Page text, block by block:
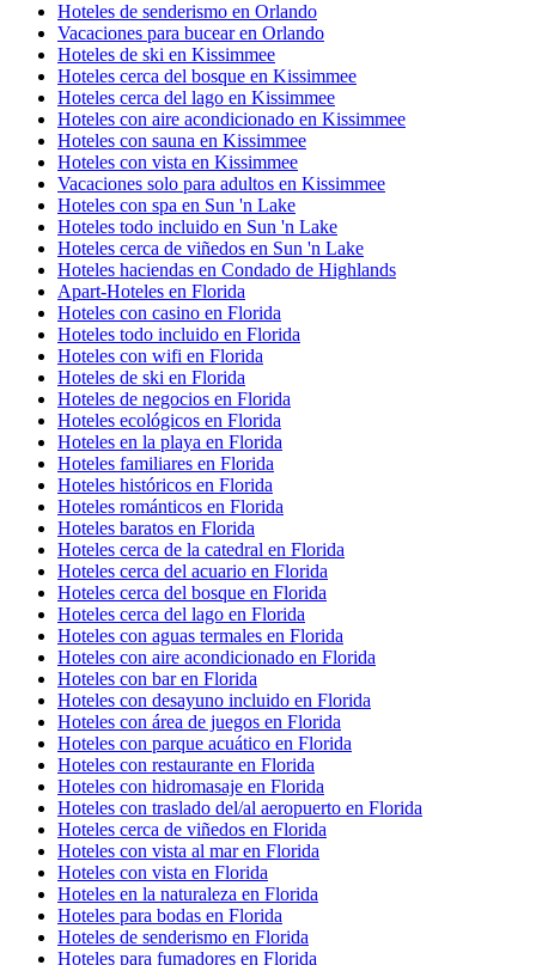
Hoteles de senderismo en Orlando
Vacaciones para bucear en Orlando
Hoteles de ski en Kissimmee
Hoteles cerca del bosque en Kissimmee
Hoteles cerca del lago en Kissimmee
Hoteles con aire acondicionado en Kissimmee
Hoteles con sauna en Kissimmee
Hoteles con vista en Kissimmee
Vacaciones solo para adultos en Kissimmee
Hoteles con spa en Sun 'n Lake
Hoteles todo incluido en Sun 'n Lake
Hoteles cerca de viñedos en Sun 'n Lake
Hoteles haciendas en Condado de Highlands
Apart-Hoteles en Florida
Hoteles con casino en Florida
Hoteles todo incluido en Florida
Hoteles con wifi en Florida
Hoteles de ski en Florida
Hoteles de negocios en Florida
Hoteles ecológicos en Florida
Hoteles en la playa en Florida
Hoteles familiares en Florida
Hoteles históricos en Florida
Hoteles románticos en Florida
Hoteles baratos en Florida
Hoteles cerca de la catedral en Florida
Hoteles cerca del acuario en Florida
Hoteles cerca del bosque en Florida
Hoteles cerca del lago en Florida
Hoteles con aguas termales en Florida
Hoteles con aire acondicionado en Florida
Hoteles con bar en Florida
Hoteles con desayuno incluido en Florida
Hoteles con área de juegos en Florida
Hoteles con parque acuático en Florida
Hoteles con restaurante en Florida
Hoteles con hidromasaje en Florida
Hoteles con traslado del/al aeropuerto en Florida
Hoteles cerca de viñedos en Florida
Hoteles con vista al mar en Florida
Hoteles con vista en Florida
Hoteles en la naturaleza en Florida
Hoteles para bodas en Florida
Hoteles de senderismo en Florida
Hoteles para fumadores en Florida